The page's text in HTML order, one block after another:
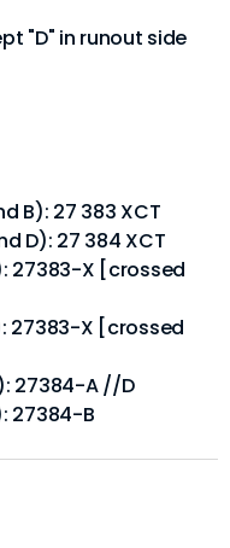
"D" in runout side
B): 27 383 XCT
D): 27 384 XCT
27383-X [crossed
27383-X [crossed
27384-A //D
27384-B